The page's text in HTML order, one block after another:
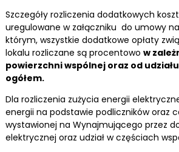
Szczegóły rozliczenia dodatkowych
uregulowane w załączniku do umowy
którym, wszystkie dodatkowe opłaty
lokalu rozliczane są procentowo w
powierzchni wspólnej oraz od
ogółem.
Dla rozliczenia zużycia energii
energii na podstawie podliczników oraz
wystawionej na Wynajmującego przez
elektrycznej oraz udział w częściach